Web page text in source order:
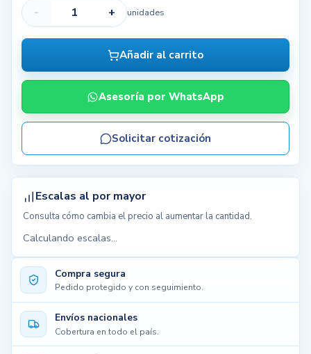
Compra segura
Pedido protegido y con seguimiento.
Envíos nacionales
Cobertura en todo el país.
- + unidades
Añadir al carrito
Asesoría por WhatsApp
Solicitar cotización
Escalas al por mayor
Consulta cómo cambia el precio al aumentar la cantidad.
Calculando escalas...